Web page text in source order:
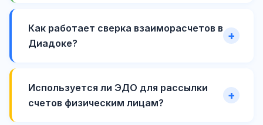
Как работает сверка взаиморасчетов в
Диадоке?
Используется ли ЭДО для рассылки
счетов физическим лицам?